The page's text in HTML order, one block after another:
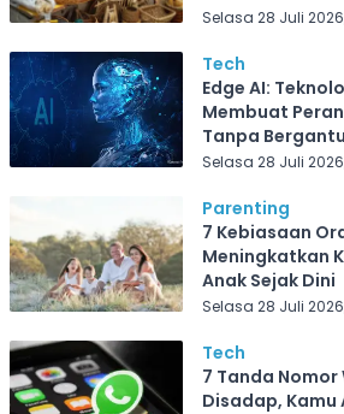
Selasa 28 Juli 2026,
Tech
Edge AI:
Membuat
Tanpa
Selasa 28 Juli
Parenting
7 Kebiasaan
Meningkatkan
Anak Sejak Dini
Selasa 28 Juli
Tech
7 Tanda
Disadap, Kamu